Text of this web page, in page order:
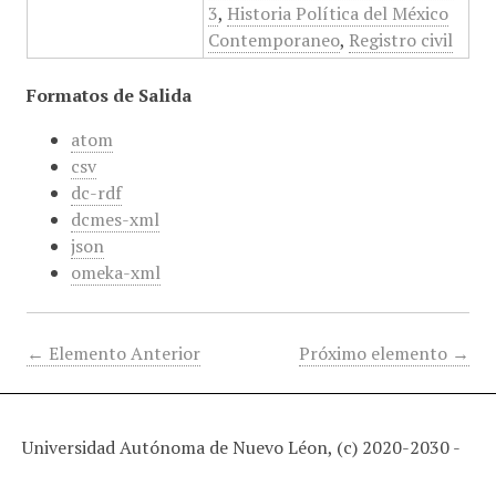
3, Historia Política del México
Contemporaneo, Registro civil
Formatos de Salida
atom
csv
dc-rdf
dcmes-xml
json
omeka-xml
← Elemento Anterior Próximo elemento →
Universidad Autónoma de Nuevo Léon, (c) 2020-2030 -